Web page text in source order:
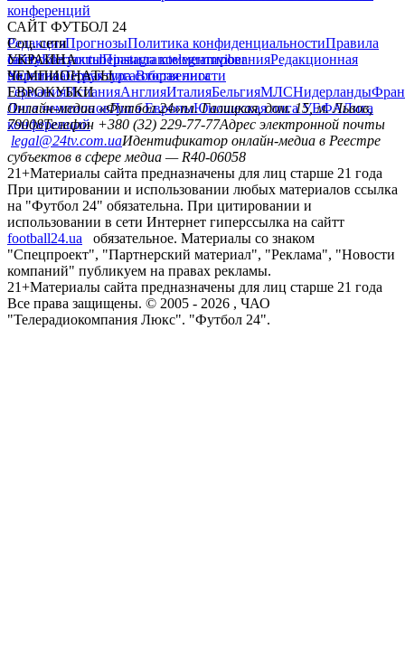
конференций
САЙТ ФУТБОЛ 24
РедакцияПрогнозыПолитика конфиденциальностиПравила
сайтуКонтактыПравила комментированияРедакционная
политикаСтруктура собственности
Соц. сети
facebookxyoutubeinstagramtelegramviber
УКРАИНА
УкраинаПервая лигаВторая лига
ЧЕМПИОНАТЫ
ГерманияИспанияАнглияИталияБельгияМЛСНидерланды
ЕВРОКУБКИ
Лига чемпионовЛига ЕвропыЮношеская лига УЕФАЛига
конференций
Онлайн-медиа «Футбол 24»пл. Галицкая, дом. 15, м. Львов,
79008Телефон +380 (32) 229-77-77Адрес электронной почты
legal@24tv.com.uaИдентификатор онлайн-медиа в Реестре
субъектов в сфере медиа — R40-06058
21+Материалы сайта предназначены для лиц старше 21 года
При цитировании и использовании любых материалов ссылка
на "Футбол 24" обязательна. При цитировании и
использовании в сети Интернет гиперссылка на сайтт
football24.ua
обязательное. Материалы со знаком
"Спецпроект", "Партнерский материал", "Реклама", "Новости
компаний" публикуем на правах рекламы.
21+Материалы сайта предназначены для лиц старше 21 года
Все права защищены. © 2005 - 2026 , ЧАО
"Телерадиокомпания Люкс". "Футбол 24".